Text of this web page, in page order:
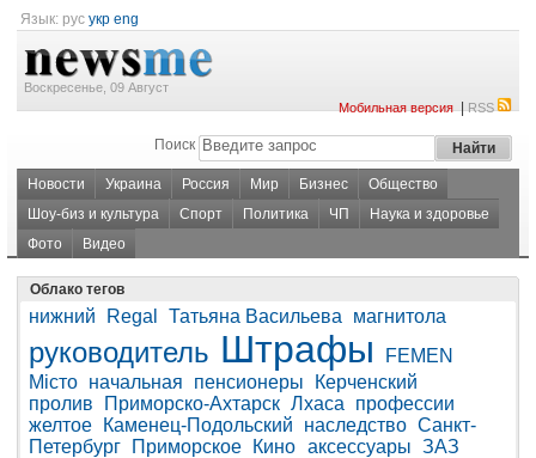
Язык: рус укр eng
Воскресенье, 09 Август
Мобильная версия|RSS
Поиск
Новости Украина Россия Мир Бизнес
Общество
Шоу-биз и культура
Спорт Политика ЧП
Наука и здоровье
Фото
Видео
Облако тегов
нижний Regal Татьяна Васильева магнитола
руководитель Штрафы
FEMEN
Місто начальная пенсионеры
Керченский
пролив
Приморско-Ахтарск Лхаса
профессии
желтое
Каменец-Подольский наследство Санкт-
Петербург
Приморское Кино аксессуары ЗАЗ